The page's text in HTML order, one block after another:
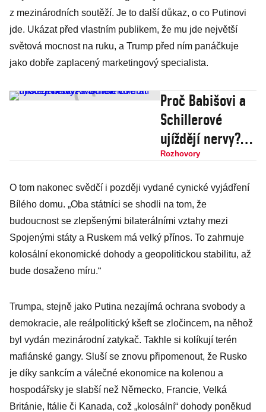
z mezinárodních soutěží. Je to další důkaz, o co Putinovi
jde. Ukázat před vlastním publikem, že mu jde největší
světová mocnost na ruku, a Trump před ním panáčkuje
jako dobře zaplacený marketingový specialista.
Proč Babišovi a
Schillerové
ujíždějí nervy?
Mění se volební
ANO neví co hrát
Rozhovory
O tom nakonec svědčí i později vydané cynické vyjádření
Bílého domu. „Oba státníci se shodli na tom, že
budoucnost se zlepšenými bilaterálními vztahy mezi
Spojenými státy a Ruskem má velký přínos. To zahrnuje
kolosální ekonomické dohody a geopolitickou stabilitu, až
bude dosaženo míru.“
Trumpa, stejně jako Putina nezajímá ochrana svobody a
demokracie, ale reálpolitický kšeft se zločincem, na něhož
byl vydán mezinárodní zatykač. Takhle si kolíkují terén
mafiánské gangy. Sluší se znovu připomenout, že Rusko
je díky sankcím a válečné ekonomice na kolenou a
hospodářsky je slabší než Německo, Francie, Velká
Británie, Itálie či Kanada, což „kolosální“ dohody poněkud